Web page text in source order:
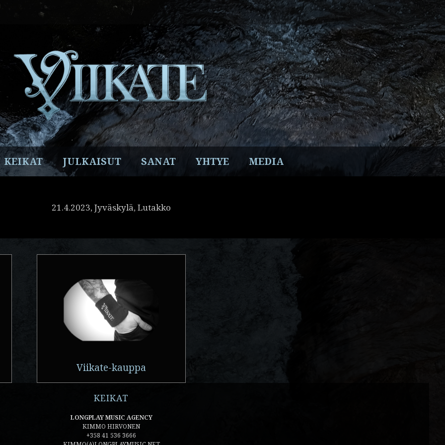
Facebook
Instagram
TwitterYouTube
Spotify
KEIKAT JULKAISUT SANAT YHTYE MEDIA
21.4.2023, Jyväskylä, Lutakko
Viikate-kauppa
KEIKAT
LONGPLAY MUSIC AGENCY
KIMMO HIRVONEN
+358 41 536 3666